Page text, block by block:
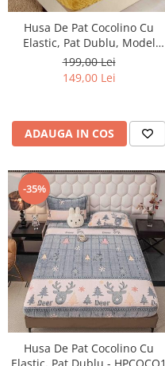
Husa De Pat Cocolino Cu
Elastic, Pat Dublu, Model
Tricot, Galben
199,00 Lei
149,00 Lei
ADAUGA IN COS
-35%
Husa De Pat Cocolino Cu